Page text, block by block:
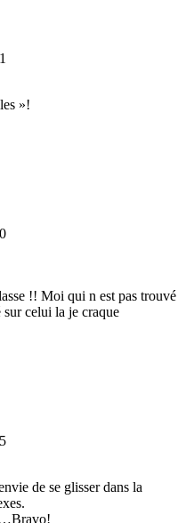
»!
!! Moi qui n est pas trouvé
sur celui la je craque
de se glisser dans la